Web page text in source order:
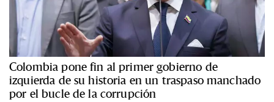
Colombia pone fin al primer gobierno de
izquierda de su historia en un traspaso manchado
por el bucle de la corrupción